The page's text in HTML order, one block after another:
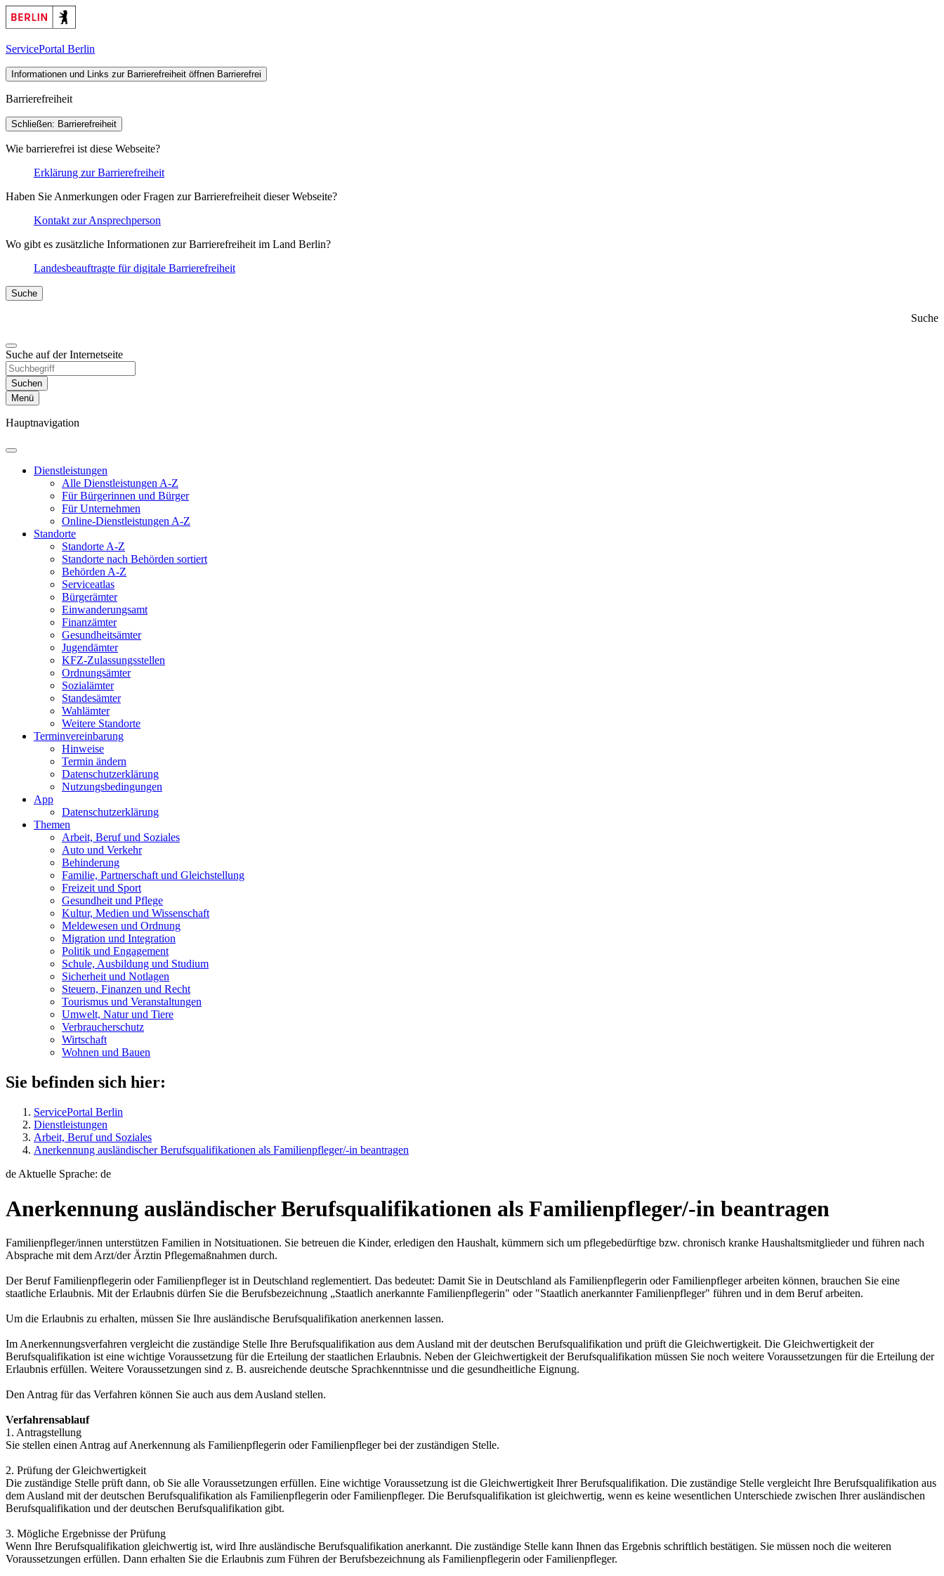
ServicePortal Berlin
Informationen und Links zur Barrierefreiheit öffnen Barrierefrei
Barrierefreiheit
Schließen: Barrierefreiheit
Wie barrierefrei ist diese Webseite?
Erklärung zur Barrierefreiheit
Haben Sie Anmerkungen oder Fragen zur Barrierefreiheit dieser Webseite?
Kontakt zur Ansprechperson
Wo gibt es zusätzliche Informationen zur Barrierefreiheit im Land Berlin?
Landesbeauftragte für digitale Barrierefreiheit
Suche
Suche
Suche auf der Internetseite
Suchen
Menü
Hauptnavigation
Dienst­leistungen
Alle Dienstleistungen A-Z
Für Bürgerinnen und Bürger
Für Unternehmen
Online-Dienstleistungen A-Z
Standorte
Standorte A-Z
Standorte nach Behörden sortiert
Behörden A-Z
Serviceatlas
Bürgerämter
Einwanderungs­amt
Finanzämter
Gesundheits­ämter
Jugendämter
KFZ-Zulassungs­stellen
Ordnungsämter
Sozialämter
Standesämter
Wahlämter
Weitere Standorte
Termin­vereinbarung
Hinweise
Termin ändern
Datenschutz­erklärung
Nutzungs­bedingungen
App
Daten­schutz­erklärung
Themen
Arbeit, Beruf und Soziales
Auto und Verkehr
Behinderung
Familie, Partnerschaft und Gleichstellung
Freizeit und Sport
Gesundheit und Pflege
Kultur, Medien und Wissenschaft
Meldewesen und Ordnung
Migration und Integration
Politik und Engagement
Schule, Ausbildung und Studium
Sicherheit und Notlagen
Steuern, Finanzen und Recht
Tourismus und Veranstaltungen
Umwelt, Natur und Tiere
Verbraucher­schutz
Wirtschaft
Wohnen und Bauen
Sie befinden sich hier:
ServicePortal Berlin
Dienstleistungen
Arbeit, Beruf und Soziales
Anerkennung ausländischer Berufsqualifikationen als Familienpfleger/-in beantragen
de Aktuelle Sprache: de
Anerkennung ausländischer Berufsqualifikationen als Familienpfleger/-in beantragen
Familienpfleger/innen unterstützen Familien in Notsituationen. Sie betreuen die Kinder, erledigen den Haushalt, kümmern sich um pflegebedürftige bzw. chronisch kranke Haushaltsmitglieder und führen nach
Absprache mit dem Arzt/der Ärztin Pflegemaßnahmen durch.
Der Beruf Familienpflegerin oder Familienpfleger ist in Deutschland reglementiert. Das bedeutet: Damit Sie in Deutschland als Familienpflegerin oder Familienpfleger arbeiten können, brauchen Sie eine
staatliche Erlaubnis. Mit der Erlaubnis dürfen Sie die Berufsbezeichnung „Staatlich anerkannte Familienpflegerin" oder "Staatlich anerkannter Familienpfleger" führen und in dem Beruf arbeiten.
Um die Erlaubnis zu erhalten, müssen Sie Ihre ausländische Berufsqualifikation anerkennen lassen.
Im Anerkennungsverfahren vergleicht die zuständige Stelle Ihre Berufsqualifikation aus dem Ausland mit der deutschen Berufsqualifikation und prüft die Gleichwertigkeit. Die Gleichwertigkeit der
Berufsqualifikation ist eine wichtige Voraussetzung für die Erteilung der staatlichen Erlaubnis. Neben der Gleichwertigkeit der Berufsqualifikation müssen Sie noch weitere Voraussetzungen für die Erteilung der
Erlaubnis erfüllen. Weitere Voraussetzungen sind z. B. ausreichende deutsche Sprachkenntnisse und die gesundheitliche Eignung.
Den Antrag für das Verfahren können Sie auch aus dem Ausland stellen.
Verfahrensablauf
1. Antragstellung
Sie stellen einen Antrag auf Anerkennung als Familienpflegerin oder Familienpfleger bei der zuständigen Stelle.
2. Prüfung der Gleichwertigkeit
Die zuständige Stelle prüft dann, ob Sie alle Voraussetzungen erfüllen. Eine wichtige Voraussetzung ist die Gleichwertigkeit Ihrer Berufsqualifikation. Die zuständige Stelle vergleicht Ihre Berufsqualifikation aus
dem Ausland mit der deutschen Berufsqualifikation als Familienpflegerin oder Familienpfleger. Die Berufsqualifikation ist gleichwertig, wenn es keine wesentlichen Unterschiede zwischen Ihrer ausländischen
Berufsqualifikation und der deutschen Berufsqualifikation gibt.
3. Mögliche Ergebnisse der Prüfung
Wenn Ihre Berufsqualifikation gleichwertig ist, wird Ihre ausländische Berufsqualifikation anerkannt. Die zuständige Stelle kann Ihnen das Ergebnis schriftlich bestätigen. Sie müssen noch die weiteren
Voraussetzungen erfüllen. Dann erhalten Sie die Erlaubnis zum Führen der Berufsbezeichnung als Familienpflegerin oder Familienpfleger.